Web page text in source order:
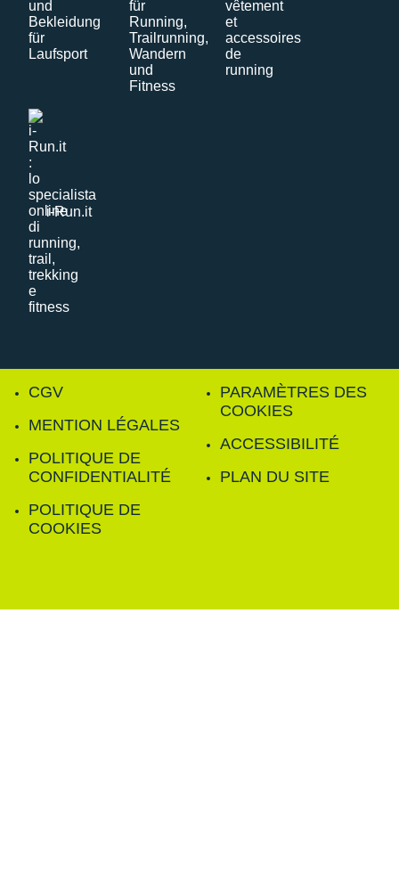
i-Run.it
CGV
MENTION LÉGALES
POLITIQUE DE
CONFIDENTIALITÉ
POLITIQUE DE
COOKIES
PARAMÈTRES DES
COOKIES
ACCESSIBILITÉ
PLAN DU SITE